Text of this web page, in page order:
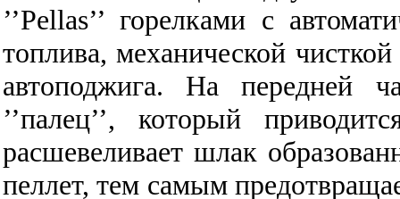
’’Pellas’’ горелками с
топлива, механической
автоподжига. На передней
’’палец’’, который
расшевеливает шлак
пеллет, тем самым